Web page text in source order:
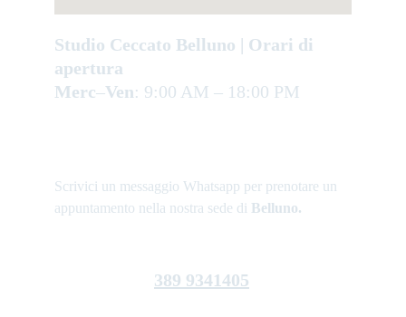
Studio Ceccato Belluno | Orari di
apertura
Merc–Ven: 9:00 AM – 18:00 PM
Scrivici un messaggio Whatsapp per prenotare un
appuntamento nella nostra sede di Belluno.
389 9341405